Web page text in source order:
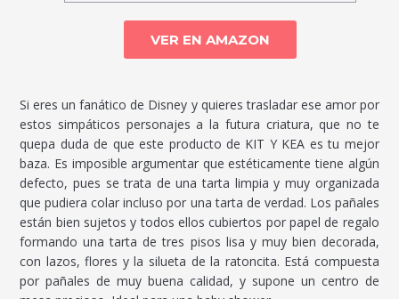
VER EN AMAZON
Si eres un fanático de Disney y quieres trasladar ese amor por
estos simpáticos personajes a la futura criatura, que no te
quepa duda de que este producto de KIT Y KEA es tu mejor
baza. Es imposible argumentar que estéticamente tiene algún
defecto, pues se trata de una tarta limpia y muy organizada
que pudiera colar incluso por una tarta de verdad. Los pañales
están bien sujetos y todos ellos cubiertos por papel de regalo
formando una tarta de tres pisos lisa y muy bien decorada,
con lazos, flores y la silueta de la ratoncita. Está compuesta
por pañales de muy buena calidad, y supone un centro de